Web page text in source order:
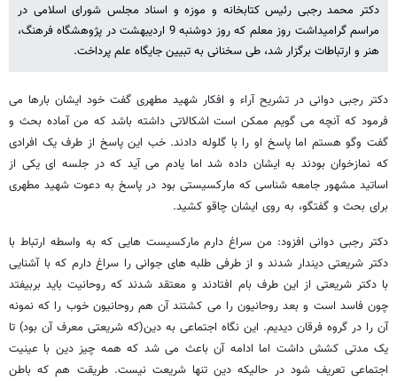
دکتر محمد رجبی رئیس کتابخانه و موزه و اسناد مجلس شورای اسلامی در
مراسم گرامیداشت روز معلم که روز دوشنبه 9 اردیبهشت در پژوهشگاه فرهنگ،
هنر و ارتباطات برگزار شد، طی سخنانی به تبیین جایگاه علم پرداخت.
دکتر رجبی دوانی در تشریح آراء و افکار شهید مطهری گفت خود ایشان بارها می
فرمود که آنچه می گویم ممکن است اشکالاتی داشته باشد که من آماده بحث و
گفت وگو هستم اما پاسخ او را با گلوله دادند. خب این پاسخ از طرف یک افرادی
که نمازخوان بودند به ایشان داده شد اما یادم می آید که در جلسه ای یکی از
اساتید مشهور جامعه شناسی که مارکسیستی بود در پاسخ به دعوت شهید مطهری
برای بحث و گفتگو، به روی ایشان چاقو کشید.
دکتر رجبی دوانی افزود: من سراغ دارم مارکسیست هایی که به واسطه ارتباط با
دکتر شریعتی دیندار شدند و از طرفی طلبه های جوانی را سراغ دارم که با آشنایی
با دکتر شریعتی از این طرف بام افتادند و معتقد شدند که روحانیت باید بربیفتد
چون فاسد است و بعد روحانیون را می کشتند آن هم روحانیون خوب را که نمونه
آن را در گروه فرقان دیدیم. این نگاه اجتماعی به دین(که شریعتی معرف آن بود) تا
یک مدتی کشش داشت اما ادامه آن باعث می شد که همه چیز دین با عینیت
اجتماعی تعریف شود در حالیکه دین تنها شریعت نیست. طریقت هم که باطن